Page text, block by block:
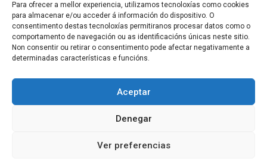
Para ofrecer a mellor experiencia, utilizamos tecnoloxías como cookies
para almacenar e/ou acceder á información do dispositivo. O
consentimento destas tecnoloxías permitiranos procesar datos como o
comportamento de navegación ou as identificacións únicas neste sitio.
Non consentir ou retirar o consentimento pode afectar negativamente a
determinadas características e funcións.
Aceptar
Denegar
Ver preferencias